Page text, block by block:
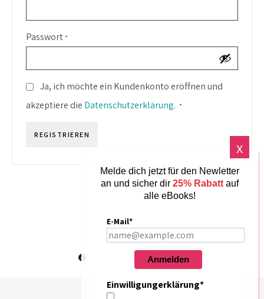
Passwort *
Ja, ich möchte ein Kundenkonto eröffnen und
akzeptiere die Datenschutzerklärung. *
REGISTRIEREN
Melde dich jetzt für den Newletter
an und sicher dir 25% Rabatt auf
alle eBooks!
E-Mail*
Anmelden
Einwilligungerklärung*